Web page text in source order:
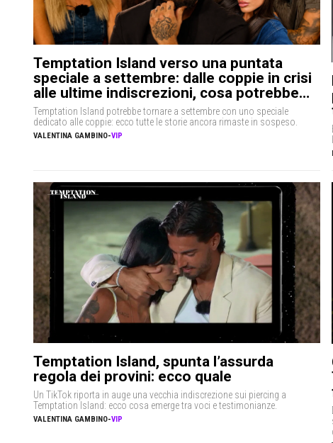
Temptation Island verso una puntata
speciale a settembre: dalle coppie in crisi
alle ultime indiscrezioni, cosa potrebbe
accadere
Temptation Island potrebbe tornare a settembre con uno speciale
dedicato alle coppie: ecco tutte le storie ancora rimaste in sospeso.
VALENTINA GAMBINO-VIP
Temptation Island, spunta l’assurda
regola dei provini: ecco quale
Un TikTok riporta in auge una vecchia indiscrezione sui piercing a
Temptation Island: ecco cosa emerge tra voci e testimonianze.
VALENTINA GAMBINO-VIP